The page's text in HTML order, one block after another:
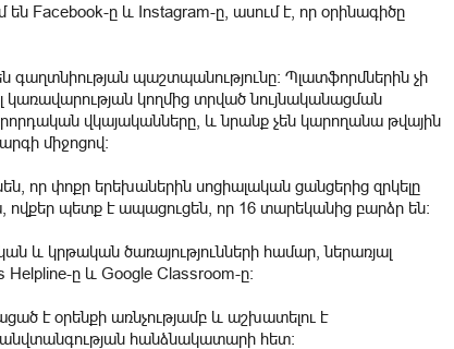
Facebook-ը և Instagram-ը, ասում է, որ օրինագիծը
գաղտնիության պաշտպանությունը։ Պլատֆորմներին չի
կողմից տրված նույնականացման
վկայականները, և նրանք չեն կարողանա թվային
միջոցով:
որ փոքր երեխաներին սոցիալական ցանցերից զրկելը
ովքեր պետք է ապացուցեն, որ 16 տարեկանից բարձր են:
և կրթական ծառայությունների համար, ներառյալ
Helpline-ը և Google Classroom-ը:
է օրենքի առնչությամբ և աշխատելու է
անվտանգության հանձնակատարի հետ: